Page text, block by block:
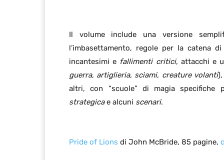
Il volume include una versione
l’imbasettamento, regole per la catena
incantesimi e fallimenti critici, attacchi e
guerra, artiglieria, sciami, creature volanti
altri, con “scuole” di magia specifiche
strategicae alcuni scenari.
Pride of Lions di John McBride, 85 pagine,